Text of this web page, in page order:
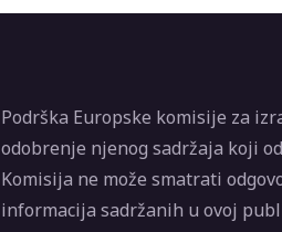
Podrška Europske komisije za
odobrenje njenog sadržaja koji
Komisija ne može smatrati
informacija sadržanih u ovoj